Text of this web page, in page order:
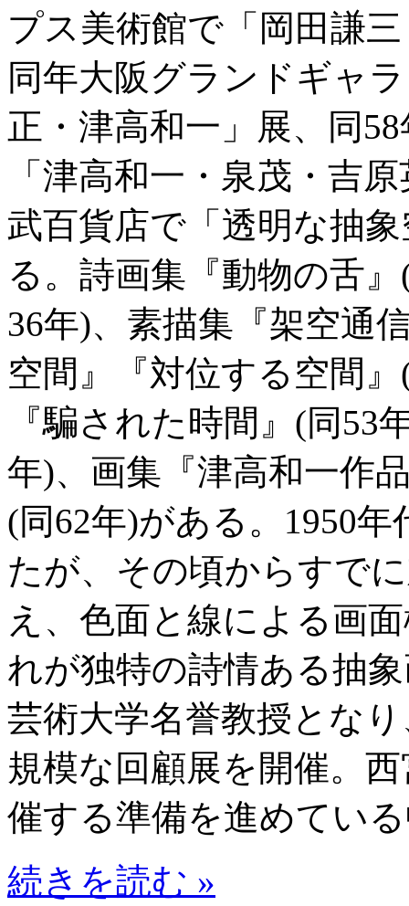
プス美術館で「岡田謙
同年大阪グランドギャ
正・津高和一」展、同
「津高和一・泉茂・吉
武百貨店で「透明な抽
る。詩画集『動物の舌
36年)、素描集『架空通
空間』『対位する空間
『騙された時間』(同53
年)、画集『津高和一作
(同62年)がある。1950
たが、その頃からすで
え、色面と線による画
れが独特の詩情ある抽
芸術大学名誉教授とな
規模な回顧展を開催。
催する準備を進めてい
続きを読む »